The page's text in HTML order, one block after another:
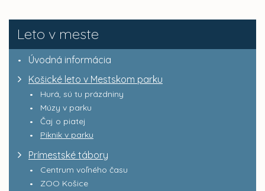
Leto v meste
Úvodná informácia
Košické leto v Mestskom parku
Hurá, sú tu prázdniny
Múzy v parku
Čaj o piatej
Piknik v parku
Prímestské tábory
Centrum voľného času
ZOO Košice